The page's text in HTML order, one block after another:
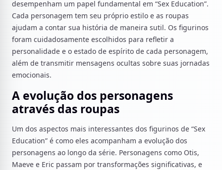
desempenham um papel fundamental em “Sex Education”.
Cada personagem tem seu próprio estilo e as roupas
ajudam a contar sua história de maneira sutil. Os figurinos
foram cuidadosamente escolhidos para refletir a
personalidade e o estado de espírito de cada personagem,
além de transmitir mensagens ocultas sobre suas jornadas
emocionais.
A evolução dos personagens
através das roupas
Um dos aspectos mais interessantes dos figurinos de “Sex
Education” é como eles acompanham a evolução dos
personagens ao longo da série. Personagens como Otis,
Maeve e Eric passam por transformações significativas, e